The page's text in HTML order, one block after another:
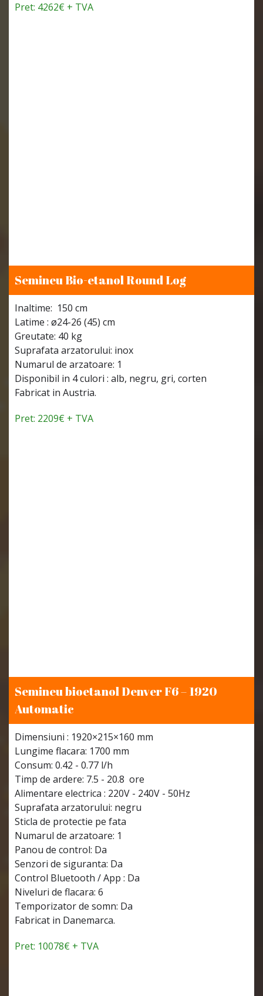
Pret: 4262€ + TVA
Semineu Bio-etanol Round Log
Inaltime: 150 cm
Latime : ø24-26 (45) cm
Greutate: 40 kg
Suprafata arzatorului: inox
Numarul de arzatoare: 1
Disponibil in 4 culori : alb, negru, gri, corten
Fabricat in Austria.
Pret: 2209€ + TVA
Semineu bioetanol Denver F6 – 1920
Automatic
Dimensiuni : 1920×215×160 mm
Lungime flacara: 1700 mm
Consum: 0.42 - 0.77 l/h
Timp de ardere: 7.5 - 20.8 ore
Alimentare electrica : 220V - 240V - 50Hz
Suprafata arzatorului: negru
Sticla de protectie pe fata
Numarul de arzatoare: 1
Panou de control: Da
Senzori de siguranta: Da
Control Bluetooth / App : Da
Niveluri de flacara: 6
Temporizator de somn: Da
Fabricat in Danemarca.
Pret: 10078€ + TVA